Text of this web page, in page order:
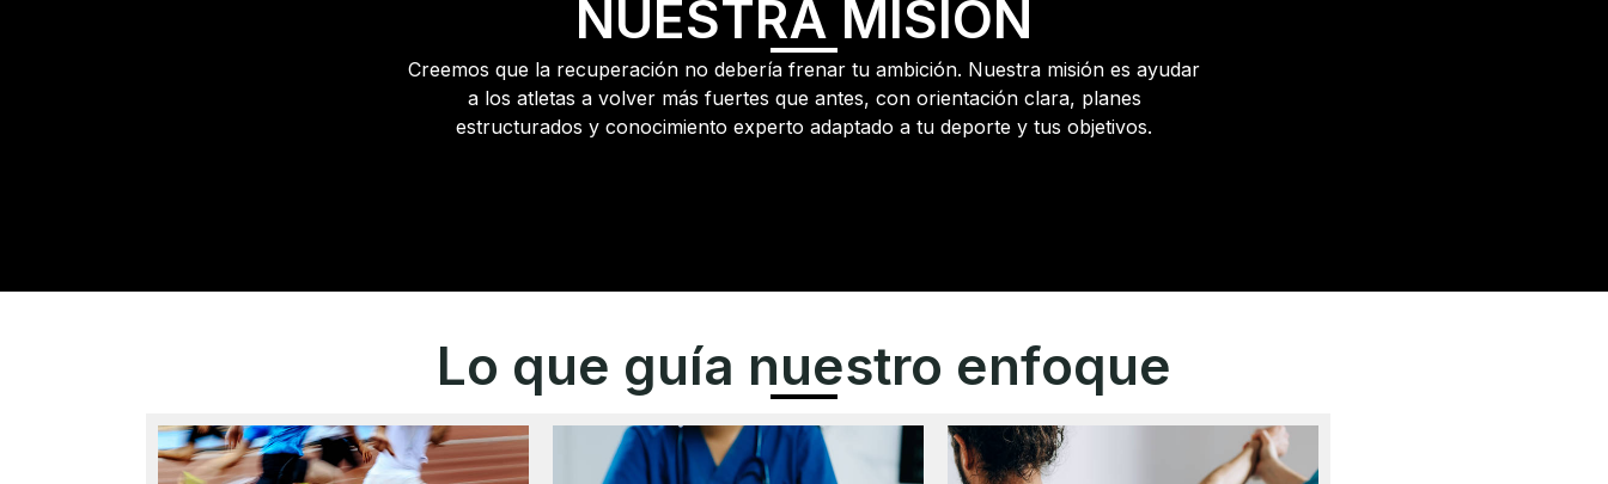
NUESTRA MISIÓN
Creemos que la recuperación no debería frenar tu ambición. Nuestra misión es ayudar
a los atletas a volver más fuertes que antes, con orientación clara, planes
estructurados y conocimiento experto adaptado a tu deporte y tus objetivos.
Lo que guía nuestro enfoque